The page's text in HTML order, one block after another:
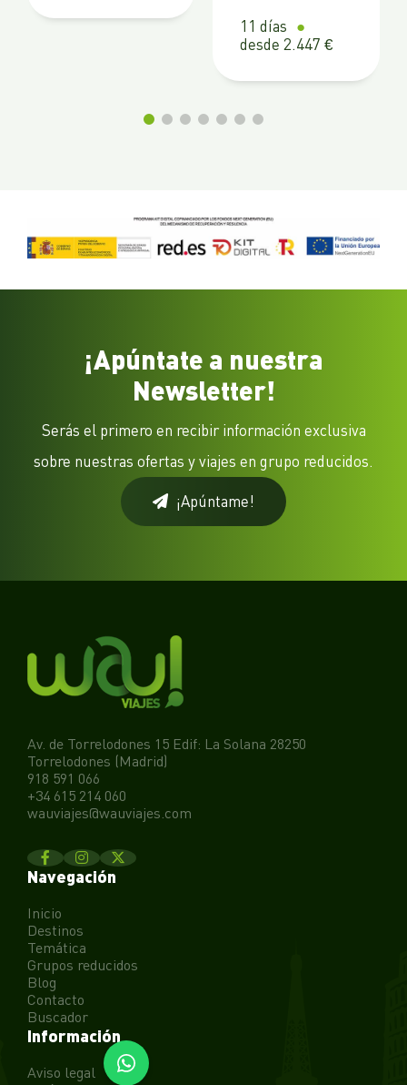
11 días
desde 2.447 €
¡Apúntate a nuestra
Newsletter!
Serás el primero en recibir información exclusiva
sobre nuestras ofertas y viajes en grupo reducidos.
¡Apúntame!
Av. de Torrelodones 15 Edif: La Solana 28250
Torrelodones (Madrid)
918 591 066
+34 615 214 060
wauviajes@wauviajes.com
Navegación
Inicio
Destinos
Temática
Grupos reducidos
Blog
Contacto
Buscador
Información
Aviso legal